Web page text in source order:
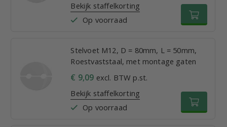
Bekijk staffelkorting
Op voorraad
Stelvoet M12, D = 80mm, L = 50mm,
Roestvaststaal, met montage gaten
€ 9,09 excl. BTW p.st.
Bekijk staffelkorting
Op voorraad